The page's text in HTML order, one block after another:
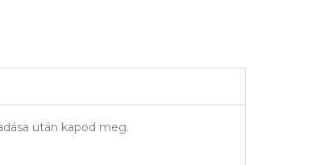
után kapod meg.